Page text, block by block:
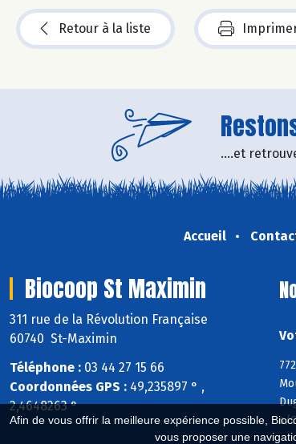
Afin de vous offrir la meilleure expérience possible,
vous proposer une
Retour à la liste
....et
Accueil
Biocoop St Maximin
311 rue de la Révolution Française
60740 St-Maximin
Téléphone : 03 44 27 15 66
Coordonnées GPS : 49,235897 ° ,
2,4648263 °
s/